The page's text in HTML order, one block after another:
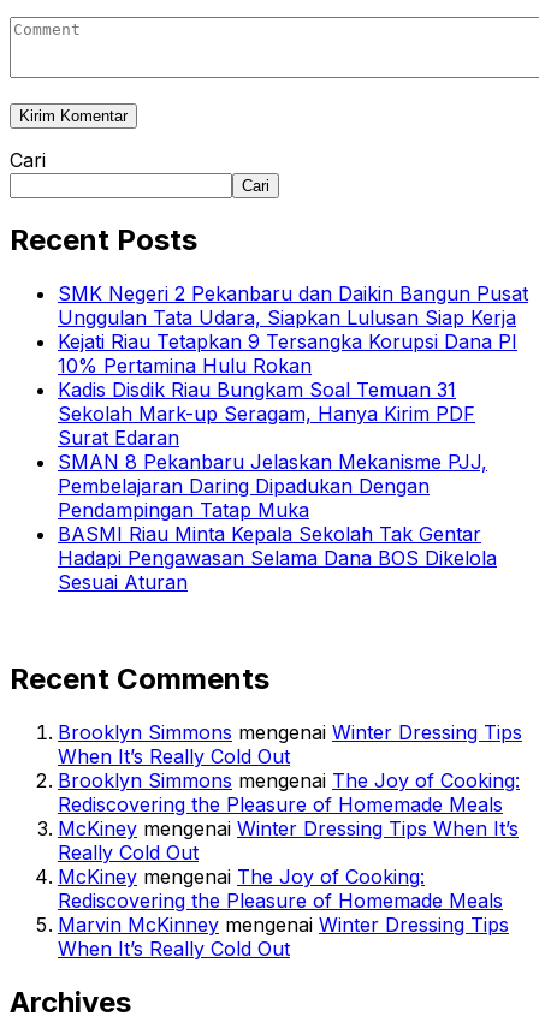
Cari
Cari
Recent Posts
SMK Negeri 2 Pekanbaru dan Daikin Bangun Pusat
Unggulan Tata Udara, Siapkan Lulusan Siap Kerja
Kejati Riau Tetapkan 9 Tersangka Korupsi Dana PI
10% Pertamina Hulu Rokan
Kadis Disdik Riau Bungkam Soal Temuan 31
Sekolah Mark-up Seragam, Hanya Kirim PDF
Surat Edaran
SMAN 8 Pekanbaru Jelaskan Mekanisme PJJ,
Pembelajaran Daring Dipadukan Dengan
Pendampingan Tatap Muka
BASMI Riau Minta Kepala Sekolah Tak Gentar
Hadapi Pengawasan Selama Dana BOS Dikelola
Sesuai Aturan
Recent Comments
Brooklyn Simmons mengenai Winter Dressing Tips
When It’s Really Cold Out
Brooklyn Simmons mengenai The Joy of Cooking:
Rediscovering the Pleasure of Homemade Meals
McKiney mengenai Winter Dressing Tips When It’s
Really Cold Out
McKiney mengenai The Joy of Cooking:
Rediscovering the Pleasure of Homemade Meals
Marvin McKinney mengenai Winter Dressing Tips
When It’s Really Cold Out
Archives